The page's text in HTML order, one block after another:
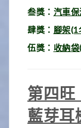
叁獎： 汽車
肆獎： 腳架(1
伍獎： 收納
第四旺
藍芽耳